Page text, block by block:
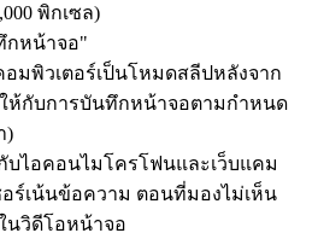
พิกเซล)
กหน้าจอ"
อมพิวเตอร์เป็นโหมดสลีปหลังจาก
ห้กับการบันทึกหน้าจอตามกำหนด
)
บไอคอนไมโครโฟนและเว็บแคม
อร์เน้นข้อความ ตอนที่มองไม่เห็น
นวิดีโอหน้าจอ